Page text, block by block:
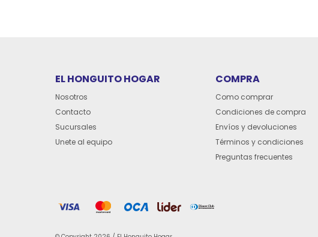
EL HONGUITO HOGAR
Nosotros
Contacto
Sucursales
Unete al equipo
COMPRA
Como comprar
Condiciones de compra
Envíos y devoluciones
Términos y condiciones
Preguntas frecuentes